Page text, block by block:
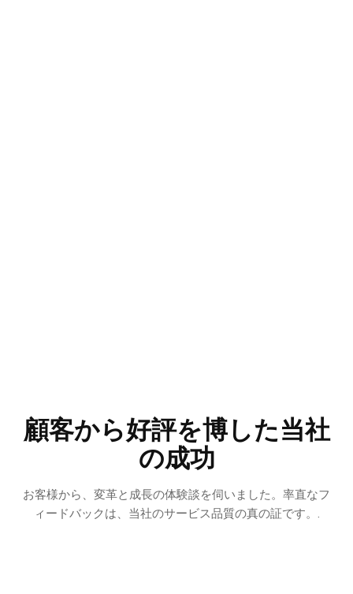
顧客から好評を博した当社
の成功
お客様から、変革と成長の体験談を伺いました。率直なフ
ィードバックは、当社のサービス品質の真の証です。.